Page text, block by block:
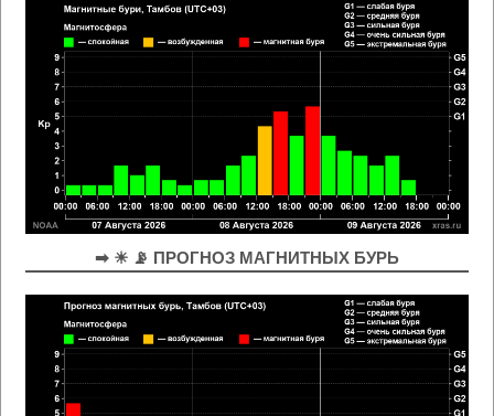
➡ ☀ 📡 ПРОГНОЗ МАГНИТНЫХ БУРЬ